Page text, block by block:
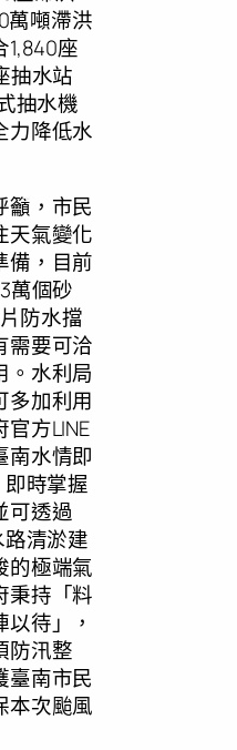
萬噸滯洪
1,840座
抽水站
抽水機
力降低水
籲，市民
天氣變化
備，目前
萬個砂
防水擋
需要可洽
。水利局
多加利用
官方LINE
南水情即
時掌握
可透過
清淤建
的極端氣
秉持「料
待」，
防汛整
臺南市民
本次颱風